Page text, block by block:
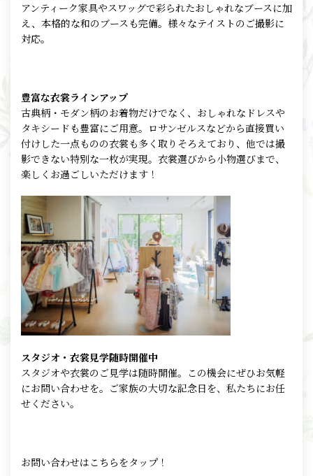
アンティーク家具やスワッグで彩られたおしゃれなブースに加
え、本格的な和のブースも完備。様々なテイストのご撮影に
対応。
豊富な衣裳ラインアップ
古典柄・モダン柄のお着物だけでなく、おしゃれなドレスや
タキシードも豊富にご用意。ロサンゼルスなどから直接買い
付けした一点ものの衣裳も多く取りそろえており、他では撮
影できない特別な一枚が実現。衣裳選びから小物選びまで、
楽しくお過ごしいただけます！
スタジオ・衣裳見学随時開催中
スタジオや衣裳のご見学は随時開催。この機会にぜひお気軽
にお問い合わせを。ご家族の大切な記念日を、私たちにお任
せください。
お問い合わせはこちらをタップ！